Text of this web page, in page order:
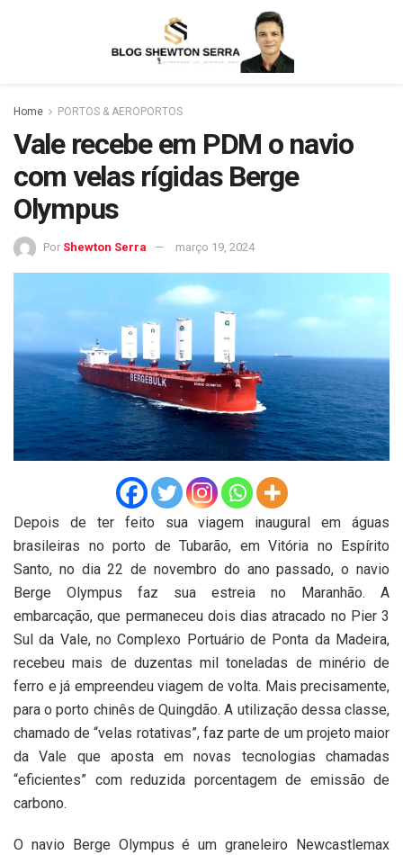
Home PORTOS & AEROPORTOS
Vale recebe em PDM o navio
com velas rígidas Berge
Olympus
Por Shewton Serra março 19, 2024
Depois de ter feito sua viagem inaugural em águas
brasileiras no porto de Tubarão, em Vitória no Espírito
Santo, no dia 22 de novembro do ano passado, o navio
Berge Olympus faz sua estreia no Maranhão. A
embarcação, que permaneceu dois dias atracado no Pier 3
Sul da Vale, no Complexo Portuário de Ponta da Madeira,
recebeu mais de duzentas mil toneladas de minério de
ferro e já empreendeu viagem de volta. Mais precisamente,
para o porto chinês de Quingdão. A utilização dessa classe,
chamado de “velas rotativas”, faz parte de um projeto maior
da Vale que aposta em novas tecnologias chamadas
“eficientes” com reduzida porcentagem de emissão de
carbono.
O navio Berge Olympus é um graneleiro Newcastlemax